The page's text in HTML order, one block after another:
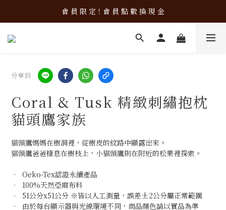
新 品 上 架！超 質 感 韓 系 餐 具 組 合 優 惠 中 ❤️
會 員 限 定！會 員 點 數 換 現 金
新 品 上 架！超 質 感 韓 系 餐 具 組 合 優 惠 中 ❤️
分享到
Coral & Tusk 精緻刺繡抱枕
貓頭鷹家族
貓頭鷹媽媽在樹洞裡，從樹皮的紋路中顯露出來。
貓頭鷹爸爸棲息在樹枝上，小貓頭鷹則在附近的松果裡探索。
‧  Oeko-Tex認證永續產品
‧  100%天然亞麻布料
‧  51公分x51公分 ※皆以人工測量，誤差±2公分屬正常範圍
‧  由於每台顯示器與光線環境不同，商品顏色請以實品為準